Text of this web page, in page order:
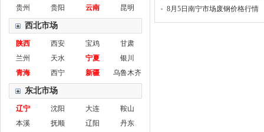
贵州
贵阳 云南 昆明
西北市场
陕西 西安 宝鸡
甘肃
兰州
天水 宁夏
银川
青海
西宁 新疆 乌鲁木齐
东北市场
辽宁 沈阳 大连
鞍山
本溪
抚顺 辽阳
丹东
8月5日南宁市场废钢价格行情